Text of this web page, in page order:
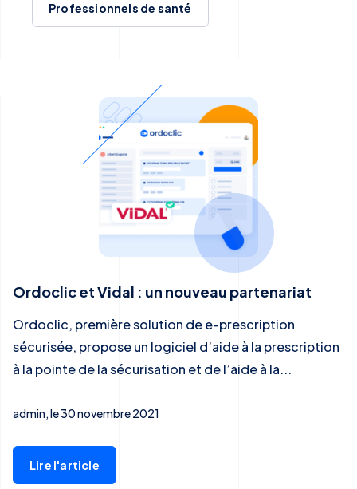
Professionnels de santé
Ordoclic et Vidal : un nouveau partenariat
Ordoclic, première solution de e-prescription
sécurisée, propose un logiciel d’aide à la prescription
à la pointe de la sécurisation et de l’aide à la...
admin, le 30 novembre 2021
Lire l'article